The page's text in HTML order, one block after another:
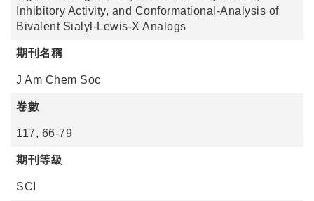
Inhibitory Activity, and Conformational-Analysis of
Bivalent Sialyl-Lewis-X Analogs
期刊名稱
J Am Chem Soc
卷數
117, 66-79
期刊等級
SCI